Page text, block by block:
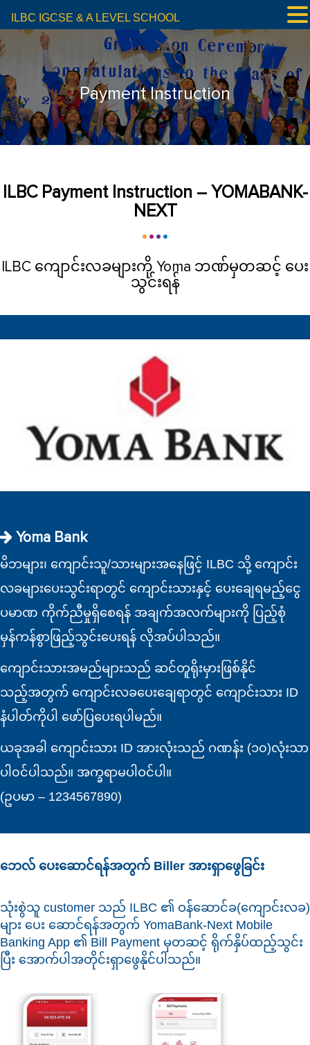
Payment Instruction
ILBC Payment Instruction – YOMABANK-
NEXT
ILBC ကျောင်းလခများကို Yoma ဘဏ်မှတဆင့် ပေး
သွင်းရန်
Yoma Bank
မိဘများ၊ ကျောင်းသူ/သားများအနေဖြင့် ILBC သို့ ကျောင်း
လခများပေးသွင်းရာတွင် ကျောင်းသားနှင့် ပေးချေရမည့်ငွေ
ပမာဏ ကိုက်ညီမှုရှိစေရန် အချက်အလက်များကို ပြည့်စုံ
မှန်ကန်စွာဖြည့်သွင်းပေးရန် လိုအပ်ပါသည်။
ကျောင်းသားအမည်များသည် ဆင်တူရိုးမှားဖြစ်နိုင်
သည့်အတွက် ကျောင်းလခပေးချေရာတွင် ကျောင်းသား ID
နံပါတ်ကိုပါ ဖော်ပြပေးရပါမည်။
ယခုအခါ ကျောင်းသား ID အားလုံးသည် ဂဏန်း (၁၀)လုံးသာ
ပါ၀င်ပါသည်။ အက္ခရာမပါဝင်ပါ။
(ဥပမာ – 1234567890)
ဘေလ် ပေးဆောင်ရန်အတွက် Biller အားရှာဖွေခြင်း
သုံးစွဲသူ customer သည် ILBC ၏ ဝန်ဆောင်ခ(ကျောင်းလခ)
များ ပေး ဆောင်ရန်အတွက် YomaBank-Next Mobile
Banking App ၏ Bill Payment မှတဆင့် ရိုက်နှိပ်ထည့်သွင်း
ပြီး အောက်ပါအတိုင်းရှာဖွေနိုင်ပါသည်။
ILBC IGCSE & A LEVEL SCHOOL